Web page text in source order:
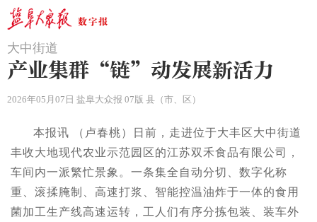
大中街道
产业集群“链”动发展新活力
2026年05月07日 盐阜大众报 07版 县（市、区）
本报讯 （卢春桃）日前，走进位于大丰区大中街道
丰收大地现代农业示范园区的江苏双禾食品有限公司，
车间内一派繁忙景象。一条集全自动分切、数字化称
重、滚揉腌制、高速打浆、智能控温油炸于一体的食用
菌加工生产线高速运转，工人们有序分拣包装、装车外